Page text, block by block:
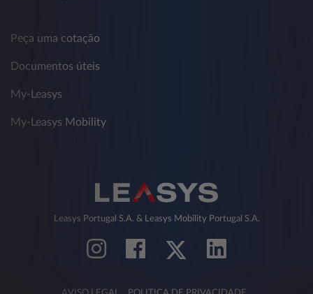
Peça uma cotação
Documentos úteis
My-Leasys
My-Leasys Mobility
Leasys Portugal S.A. & Leasys Mobility Portugal S.A.